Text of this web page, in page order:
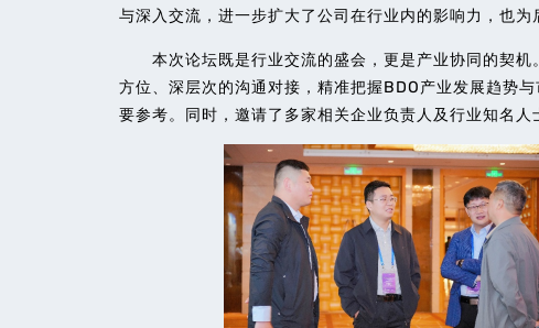
与深入交流，进一步扩大了公司在行业内的影响力，也为
本次论坛既是行业交流的盛会，更是产业协同的契机
方位、深层次的沟通对接，精准把握BDO产业发展趋势
要参考。同时，邀请了多家相关企业负责人及行业知名